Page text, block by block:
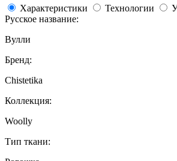
Характеристики Технологии
Русское название:
Вулли
Бренд:
Chistetika
Коллекция:
Woolly
Тип ткани: